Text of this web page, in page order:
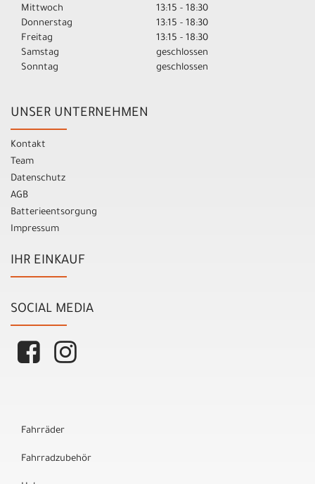
Mittwoch
13:15 - 18:30
Donnerstag
13:15 - 18:30
Freitag
13:15 - 18:30
Samstag
geschlossen
Sonntag
geschlossen
UNSER UNTERNEHMEN
Kontakt
Team
Datenschutz
AGB
Batterieentsorgung
Impressum
IHR EINKAUF
SOCIAL MEDIA
Fahrräder
Fahrradzubehör